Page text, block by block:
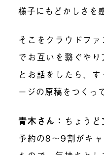
様子にもどかしさを
そこをクラウドフ
でお互いを繋ぐや
とお話をしたら、
ージの原稿をつくっ
青木さん： ちょうど
予約の8〜9割がキ